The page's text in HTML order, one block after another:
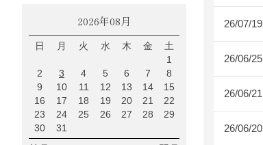
26/07/19
26/06/25
26/06/21
26/06/20
2026年08月
日 月 火 水 木 金
土
1
2
3 4 5 6 7
8
9
10 11 12 13 14
15
16
17 18 19 20 21
22
23
24 25 26 27 28
29
30
31